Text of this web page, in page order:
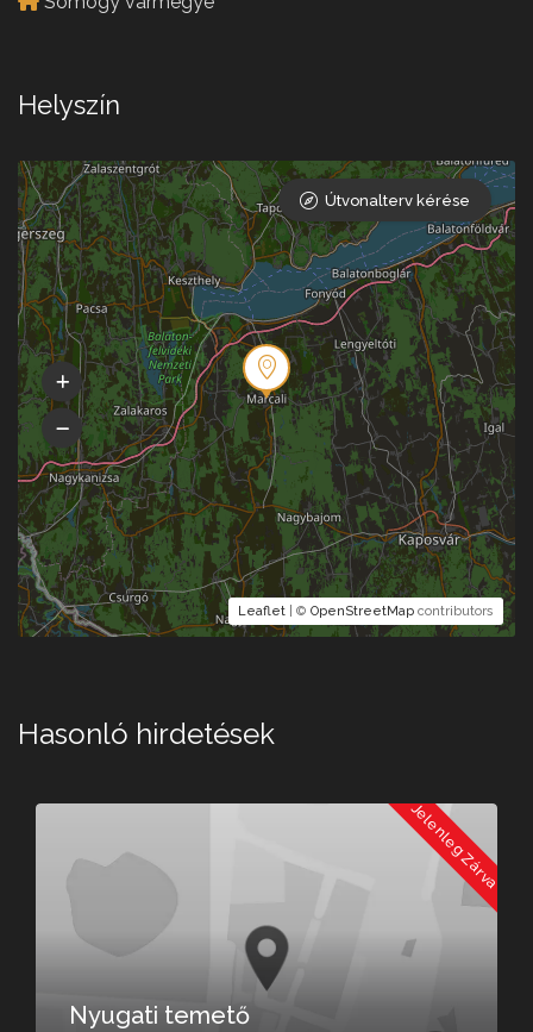
Helyszín
Leaflet | © OpenStreetMap contributors
Útvonalterv kérése
Hasonló hirdetések
Jelenleg Zárva
Nyugati temető